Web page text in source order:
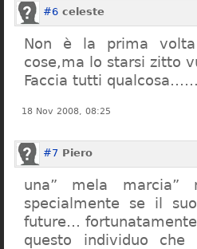
#6 celeste
Non è la prima volta
cose,ma lo starsi zitto
Faccia tutti
18 Nov 2008, 08:25
#7 Piero
una” mela
specialmente se il
future…
questo individuo che